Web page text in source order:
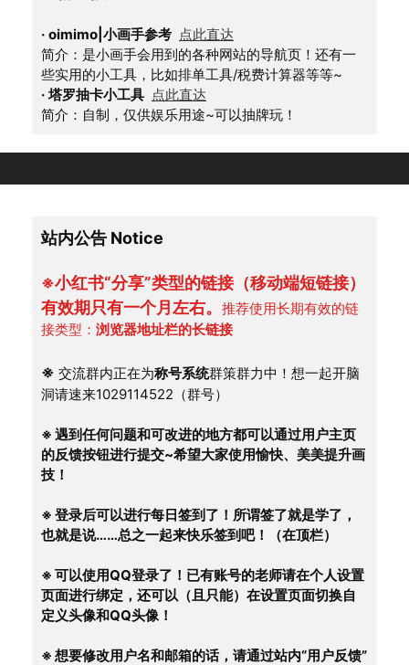
· oimimo|小画手参考 点此直达
简介：是小画手会用到的各种网站的导航页！还有一
些实用的小工具，比如排单工具/税费计算器等等~
· 塔罗抽卡小工具 点此直达
简介：自制，仅供娱乐用途~可以抽牌玩！
站内公告 Notice
※小红书“分享”类型的链接（移动端短链接）
有效期只有一个月左右。 推荐使用长期有效的链
接类型： 浏览器地址栏的长链接
※ 交流群内正在为称号系统群策群力中！想一起开脑
洞请速来1029114522（群号）
※ 遇到任何问题和可改进的地方都可以通过用户主页
的反馈按钮进行提交~希望大家使用愉快、美美提升画
技！
※ 登录后可以进行每日签到了！所谓签了就是学了，
也就是说……总之一起来快乐签到吧！（在顶栏）
※ 可以使用QQ登录了！已有账号的老师请在个人设置
页面进行绑定，还可以（且只能）在设置页面切换自
定义头像和QQ头像！
※ 想要修改用户名和邮箱的话，请通过站内“用户反馈”